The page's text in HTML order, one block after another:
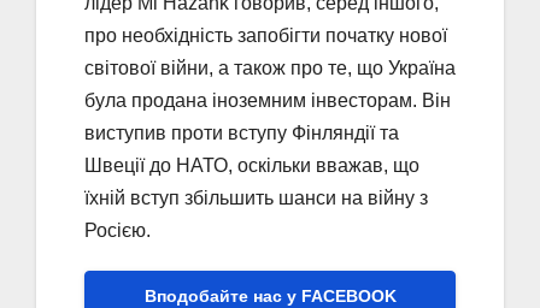
про необхідність запобігти початку нової
світової війни, а також про те, що Україна
була продана іноземним інвесторам. Він
виступив проти вступу Фінляндії та
Швеції до НАТО, оскільки вважав, що
їхній вступ збільшить шанси на війну з
Росією.
Вподобайте нас у FACEBOOK